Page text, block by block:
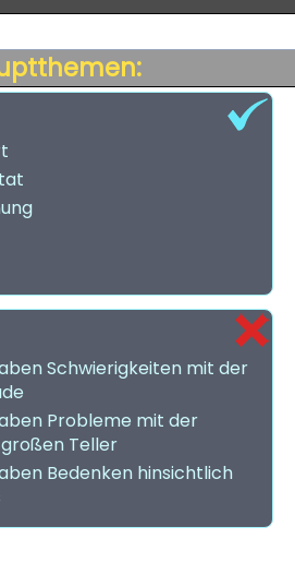
Schwierigkeiten mit der
Probleme mit der
Teller
Bedenken hinsichtlich